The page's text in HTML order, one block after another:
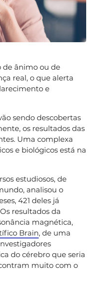
de ânimo ou de
real, o que alerta
e
sendo descobertas
os resultados das
Uma complexa
e biológicos está na
estudiosos, de
analisou o
421 deles já
resultados da
magnética,
Brain, de uma
do cérebro que seria
muito com o